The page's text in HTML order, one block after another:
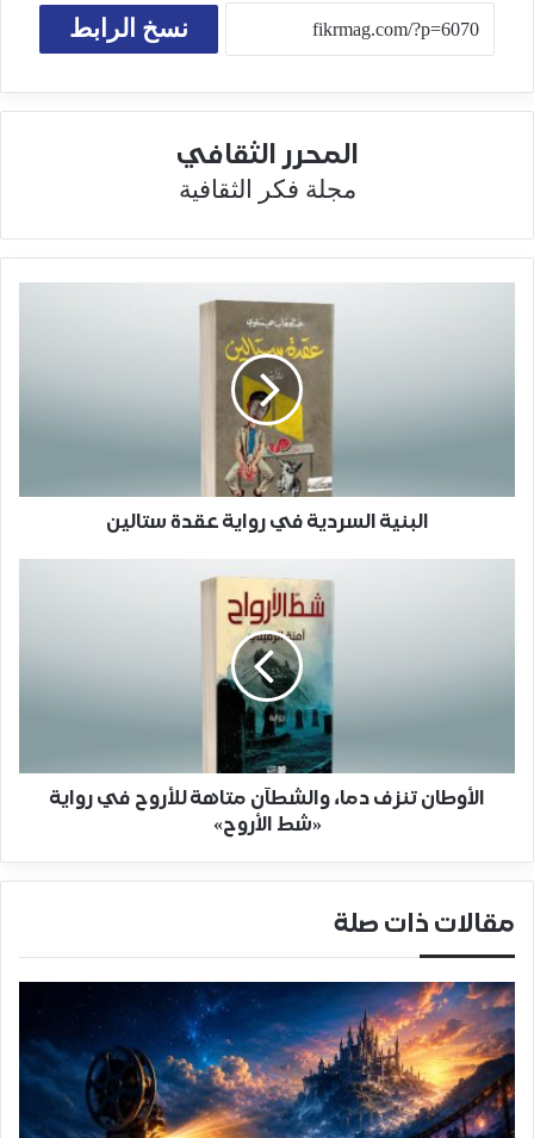
نسخ الرابط
المحرر الثقافي
مجلة فكر الثقافية
البنية السردية في رواية عقدة ستالين
الأوطان تنزف دما، والشطآن متاهة للأروح في رواية
«شط الأروح»
مقالات ذات صلة